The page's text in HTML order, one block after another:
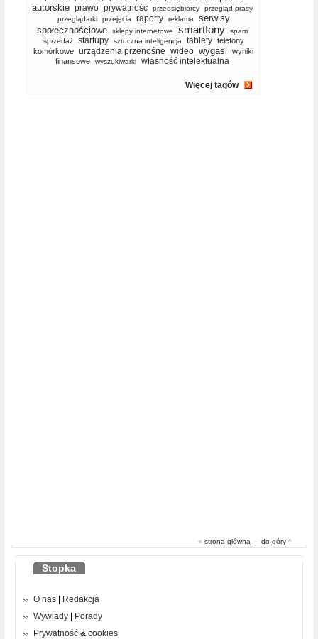
autorskie prawo prywatność przedsiębiorcy
przegląd prasy
przeglądarki
przejęcia raporty reklama
serwisy
społecznościowe
sklepy internetowe smartfony
spam
sprzedaż
startupy sztuczna inteligencja tablety telefony
komórkowe
urządzenia przenośne wideo wygasl
wyniki
finansowe
wyszukiwarki własność intelektualna
Więcej tagów
« strona główna - do góry ^
Stopka
O nas
Redakcja
Wywiady
Porady
Prywatność & cookies